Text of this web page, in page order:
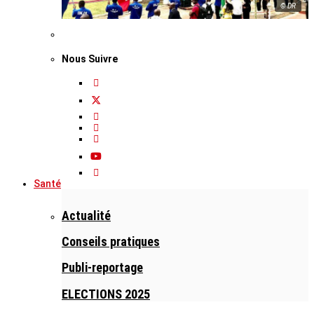
© DR
Nous Suivre
Santé
Actualité
Conseils pratiques
Publi-reportage
ELECTIONS 2025